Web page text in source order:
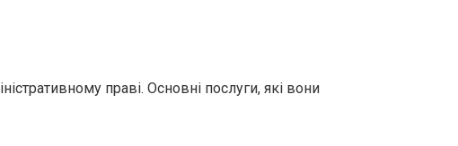
праві. Основні послуги, які вони